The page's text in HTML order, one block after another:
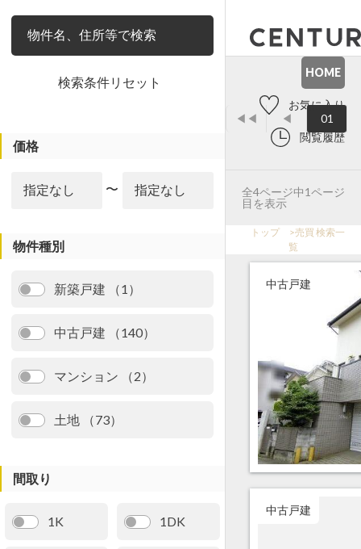
検索条件リセット
価格
〜
物件種別
新築戸建 （1）
中古戸建 （140）
マンション （2）
土地 （73）
間取り
1K 1DK
HOME
お気に入り
閲覧履歴
◀◀ ◀ 01
全4ページ中1ページ
目を表示
トップ >売買 検索一
覧
中古戸建
中古戸建